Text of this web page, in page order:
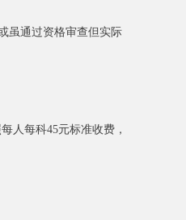
虽通过资格审查但实际
人每科45元标准收费，